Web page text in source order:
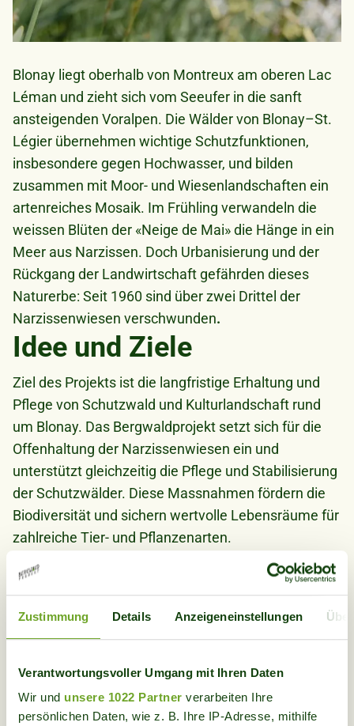
Zustimmung Details Anzeigeneinstellungen
Verantwortungsvoller Umgang mit Ihren Daten
Wir und unsere 1022 Partner verarbeiten Ihre
persönlichen Daten, wie z. B. Ihre IP-Adresse, mithilfe
Blonay liegt oberhalb von Montreux am oberen Lac
Léman und zieht sich vom Seeufer in die sanft
ansteigenden Voralpen. Die Wälder von Blonay–St.
Légier übernehmen wichtige Schutzfunktionen,
insbesondere gegen Hochwasser, und bilden
zusammen mit Moor- und Wiesenlandschaften ein
artenreiches Mosaik. Im Frühling verwandeln die
weissen Blüten der «Neige de Mai» die Hänge in ein
Meer aus Narzissen. Doch Urbanisierung und der
Rückgang der Landwirtschaft gefährden dieses
Naturerbe: Seit 1960 sind über zwei Drittel der
Narzissenwiesen verschwunden.
Idee und Ziele
Ziel des Projekts ist die langfristige Erhaltung und
Pflege von Schutzwald und Kulturlandschaft rund
um Blonay. Das Bergwaldprojekt setzt sich für die
Offenhaltung der Narzissenwiesen ein und
unterstützt gleichzeitig die Pflege und Stabilisierung
der Schutzwälder. Diese Massnahmen fördern die
Biodiversität und sichern wertvolle Lebensräume für
zahlreiche Tier- und Pflanzenarten.
Projektpartnerschaften:
Das Projekt findet in
dem Verein Narcisses Riviera und lokalen
Das erwartet dich
Die Arbeiten werden flexibel an aktuelle Bedürfnisse